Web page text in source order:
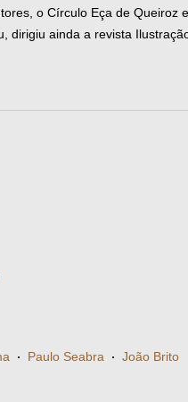
o Círculo Eça de Queiroz
dirigiu ainda a revista
· Paulo Seabra · João Brito